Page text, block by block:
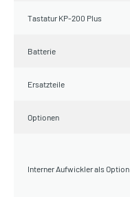
Tastatur KP-200 Plus
Batterie
Ersatzteile
Optionen
Interner Aufwickler als Option